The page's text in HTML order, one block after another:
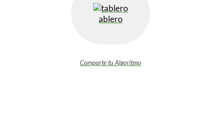
ablero
Comparte tu Algoritmo